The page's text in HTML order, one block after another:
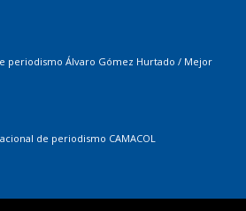
periodismo Álvaro Gómez Hurtado / Mejor
de periodismo CAMACOL